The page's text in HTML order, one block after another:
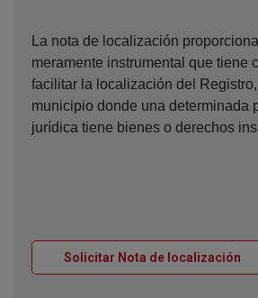
La nota de localización
meramente instrumental que tiene
facilitar la localización del
municipio donde una determinada
jurídica tiene bienes o derechos
Solicitar Nota de localización